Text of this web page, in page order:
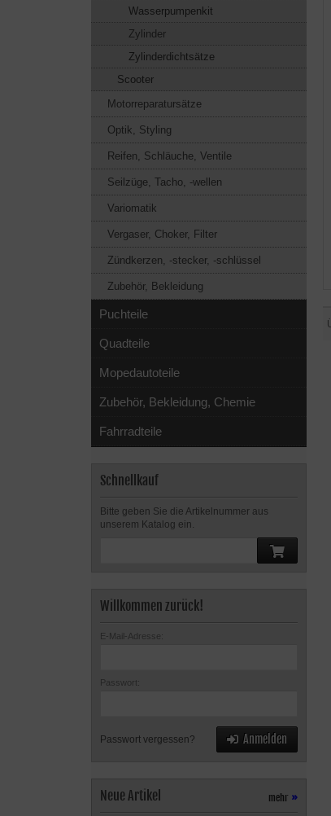
Wasserpumpenkit
Zylinder
Zylinderdichtsätze
Scooter
Motorreparatursätze
Optik, Styling
Reifen, Schläuche, Ventile
Seilzüge, Tacho, -wellen
Variomatik
Vergaser, Choker, Filter
Zündkerzen, -stecker, -schlüssel
Zubehör, Bekleidung
Puchteile
Quadteile
Mopedautoteile
Zubehör, Bekleidung, Chemie
Fahrradteile
Schnellkauf
Bitte geben Sie die Artikelnummer aus
unserem Katalog ein.
Willkommen zurück!
E-Mail-Adresse:
Passwort:
Passwort vergessen? Anmelden
Neue Artikel mehr »